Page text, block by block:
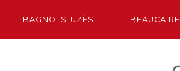
BAGNOLS-UZÈS BEAUCAIRE